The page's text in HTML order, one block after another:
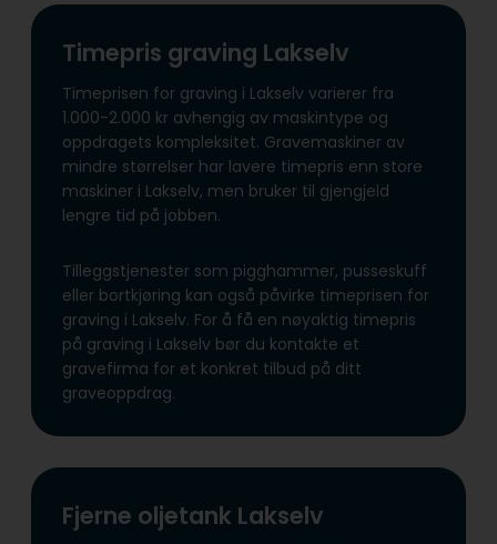
Timepris graving Lakselv
Timeprisen for graving i Lakselv varierer fra
1.000-2.000 kr avhengig av maskintype og
oppdragets kompleksitet. Gravemaskiner av
mindre størrelser har lavere timepris enn store
maskiner i Lakselv, men bruker til gjengjeld
lengre tid på jobben.
Tilleggstjenester som pigghammer, pusseskuff
eller bortkjøring kan også påvirke timeprisen for
graving i Lakselv. For å få en nøyaktig timepris
på graving i Lakselv bør du kontakte et
gravefirma for et konkret tilbud på ditt
graveoppdrag.
Fjerne oljetank Lakselv